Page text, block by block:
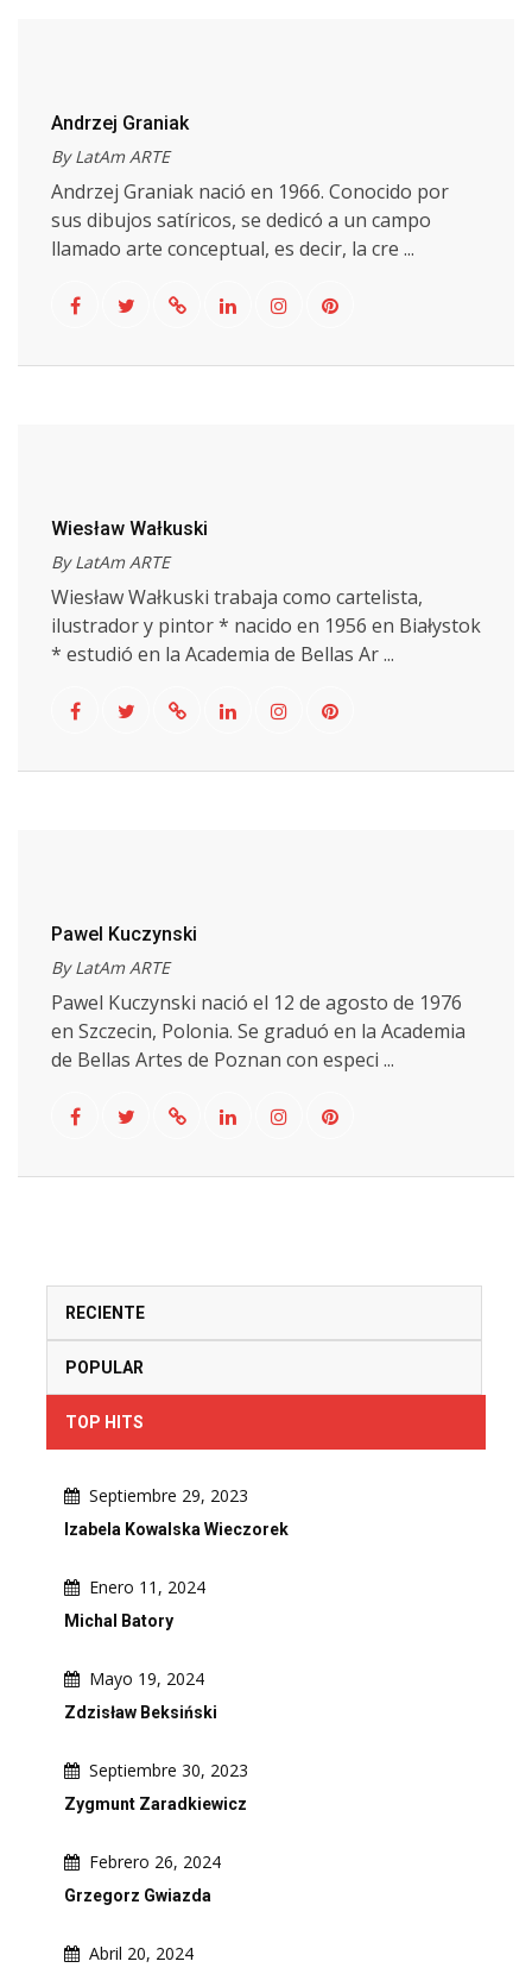
Andrzej Graniak
By LatAm ARTE
Andrzej Graniak nació en 1966. Conocido por
sus dibujos satíricos, se dedicó a un campo
llamado arte conceptual, es decir, la cre ...
Wiesław Wałkuski
By LatAm ARTE
Wiesław Wałkuski trabaja como cartelista,
ilustrador y pintor * nacido en 1956 en Białystok
* estudió en la Academia de Bellas Ar ...
Pawel Kuczynski
By LatAm ARTE
Pawel Kuczynski nació el 12 de agosto de 1976
en Szczecin, Polonia. Se graduó en la Academia
de Bellas Artes de Poznan con especi ...
RECIENTE
POPULAR
TOP HITS
Septiembre 29, 2023
Izabela Kowalska Wieczorek
Enero 11, 2024
Michal Batory
Mayo 19, 2024
Zdzisław Beksiński
Septiembre 30, 2023
Zygmunt Zaradkiewicz
Febrero 26, 2024
Grzegorz Gwiazda
Abril 20, 2024